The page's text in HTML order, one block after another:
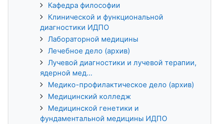
Кафедра философии
Клинической и функциональной
диагностики ИДПО
Лабораторной медицины
Лечебное дело (архив)
Лучевой диагностики и лучевой терапии,
ядерной мед...
Медико-профилактическое дело (архив)
Медицинский колледж
Медицинской генетики и
фундаментальной медицины ИДПО